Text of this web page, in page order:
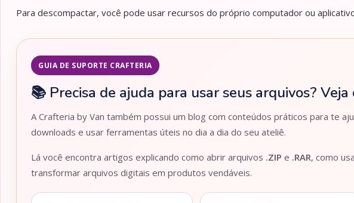
Para descompactar, você pode usar recursos do próprio computador ou
GUIA DE SUPORTE CRAFTERIA
📚 Precisa de ajuda para usar seus arquivos?
A Crafteria by Van também possui um blog com conteúdos práticos para te
downloads e usar ferramentas úteis no dia a dia do seu ateliê.
Lá você encontra artigos explicando como abrir arquivos .ZIP e .RAR, como
transformar arquivos digitais em produtos vendáveis.